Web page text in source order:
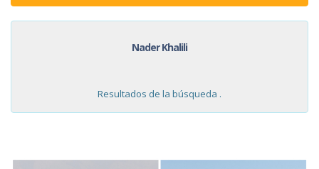
Nader Khalili
Resultados de la búsqueda .